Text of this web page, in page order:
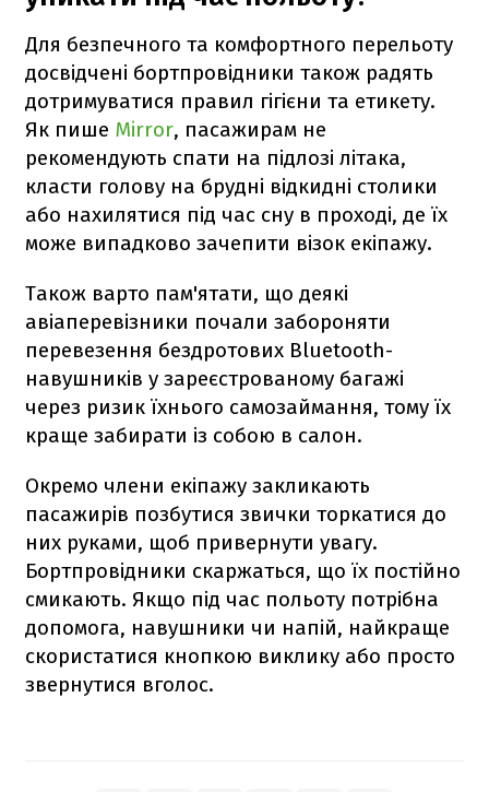
Для безпечного та комфортного перельоту
досвідчені бортпровідники також радять
дотримуватися правил гігієни та етикету.
Як пише Mirror, пасажирам не
рекомендують спати на підлозі літака,
класти голову на брудні відкидні столики
або нахилятися під час сну в проході, де їх
може випадково зачепити візок екіпажу.
Також варто пам'ятати, що деякі
авіаперевізники почали забороняти
перевезення бездротових Bluetooth-
навушників у зареєстрованому багажі
через ризик їхнього самозаймання, тому їх
краще забирати із собою в салон.
Окремо члени екіпажу закликають
пасажирів позбутися звички торкатися до
них руками, щоб привернути увагу.
Бортпровідники скаржаться, що їх постійно
смикають. Якщо під час польоту потрібна
допомога, навушники чи напій, найкраще
скористатися кнопкою виклику або просто
звернутися вголос.